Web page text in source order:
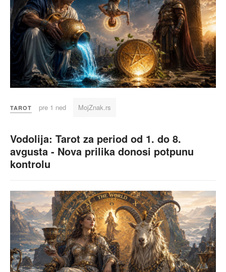
TAROT pre 1 ned MojZnak.rs
Vodolija: Tarot za period od 1. do 8.
avgusta - Nova prilika donosi potpunu
kontrolu